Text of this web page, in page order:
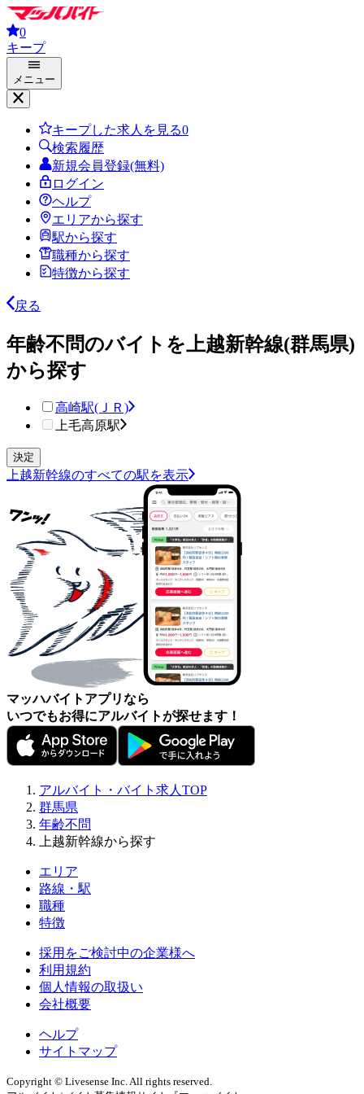
0
キープ
メニュー
キープした求人を見る0
検索履歴
新規会員登録(無料)
ログイン
ヘルプ
エリアから探す
駅から探す
職種から探す
特徴から探す
戻る
年齢不問のバイトを上越新幹線(群馬県)
から探す
高崎駅(ＪＲ)
上毛高原駅
上越新幹線のすべての駅を表示
マッハバイトアプリなら
いつでもお得にアルバイトが探せます！
アルバイト・バイト求人TOP
群馬県
年齢不問
上越新幹線から探す
エリア
路線・駅
職種
特徴
採用をご検討中の企業様へ
利用規約
個人情報の取扱い
会社概要
ヘルプ
サイトマップ
Copyright © Livesense Inc. All rights reserved.